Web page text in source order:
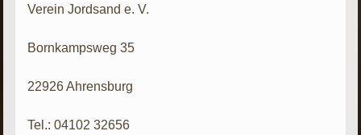
Verein Jordsand e. V.
Bornkampsweg 35
22926 Ahrensburg
Tel.: 04102 32656